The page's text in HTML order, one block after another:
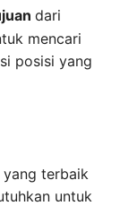
dari
mencari
posisi yang
yang terbaik
untuk